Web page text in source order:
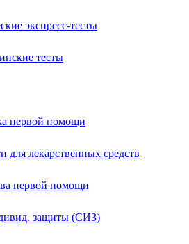
экспресс-тесты
тесты
первой помощи
для лекарственных средств
первой помощи
защиты (СИЗ)